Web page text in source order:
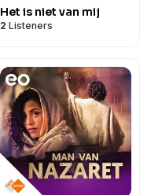
Het is niet van mij
2 Listeners